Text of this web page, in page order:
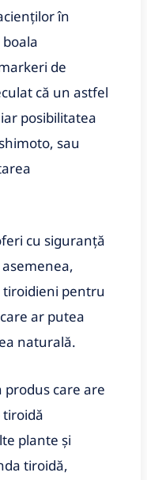
în
de
că un astfel
posibilitatea
sau
cu siguranță
pentru
ar putea
naturală.
care are
plante și
tiroidă,